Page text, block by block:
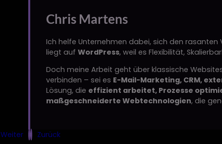
Chris Martens
Ich helfe Unternehmen dabei, sich den
liegt auf WordPress, weil es Flexibilität,
Doch meine Arbeit geht über klassische
verbinden – sei es E-Mail-Marketing, CRM,
Lösung, die effizient arbeitet, Prozesse
maßgeschneiderte Webtechnologien, die
Zurück
Weiter